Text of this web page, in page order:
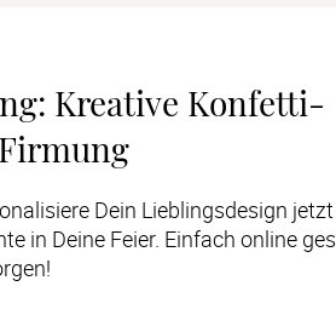
Kreative Konfetti-
in Deine Feier. Einfach online